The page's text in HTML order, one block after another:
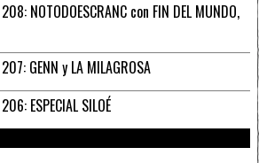
NOTODOESCRANC con FIN DEL MUNDO,
GENN y LA MILAGROSA
ESPECIAL SILOÉ